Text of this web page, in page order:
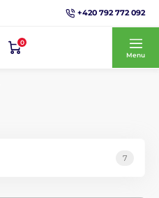
+420 792 772 092
0
Menu
7